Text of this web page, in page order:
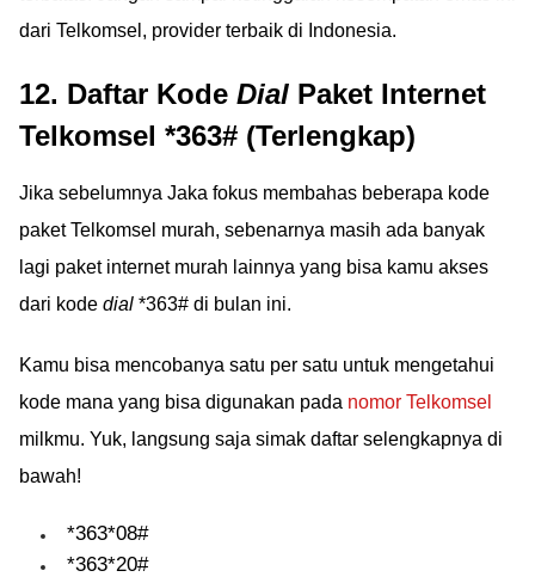
dari Telkomsel, provider terbaik di Indonesia.
12. Daftar Kode Dial Paket Internet
Telkomsel *363# (Terlengkap)
Jika sebelumnya Jaka fokus membahas beberapa kode
paket Telkomsel murah, sebenarnya masih ada banyak
lagi paket internet murah lainnya yang bisa kamu akses
dari kode dial *363# di bulan ini.
Kamu bisa mencobanya satu per satu untuk mengetahui
kode mana yang bisa digunakan pada nomor Telkomsel
milkmu. Yuk, langsung saja simak daftar selengkapnya di
bawah!
*363*08#
*363*20#